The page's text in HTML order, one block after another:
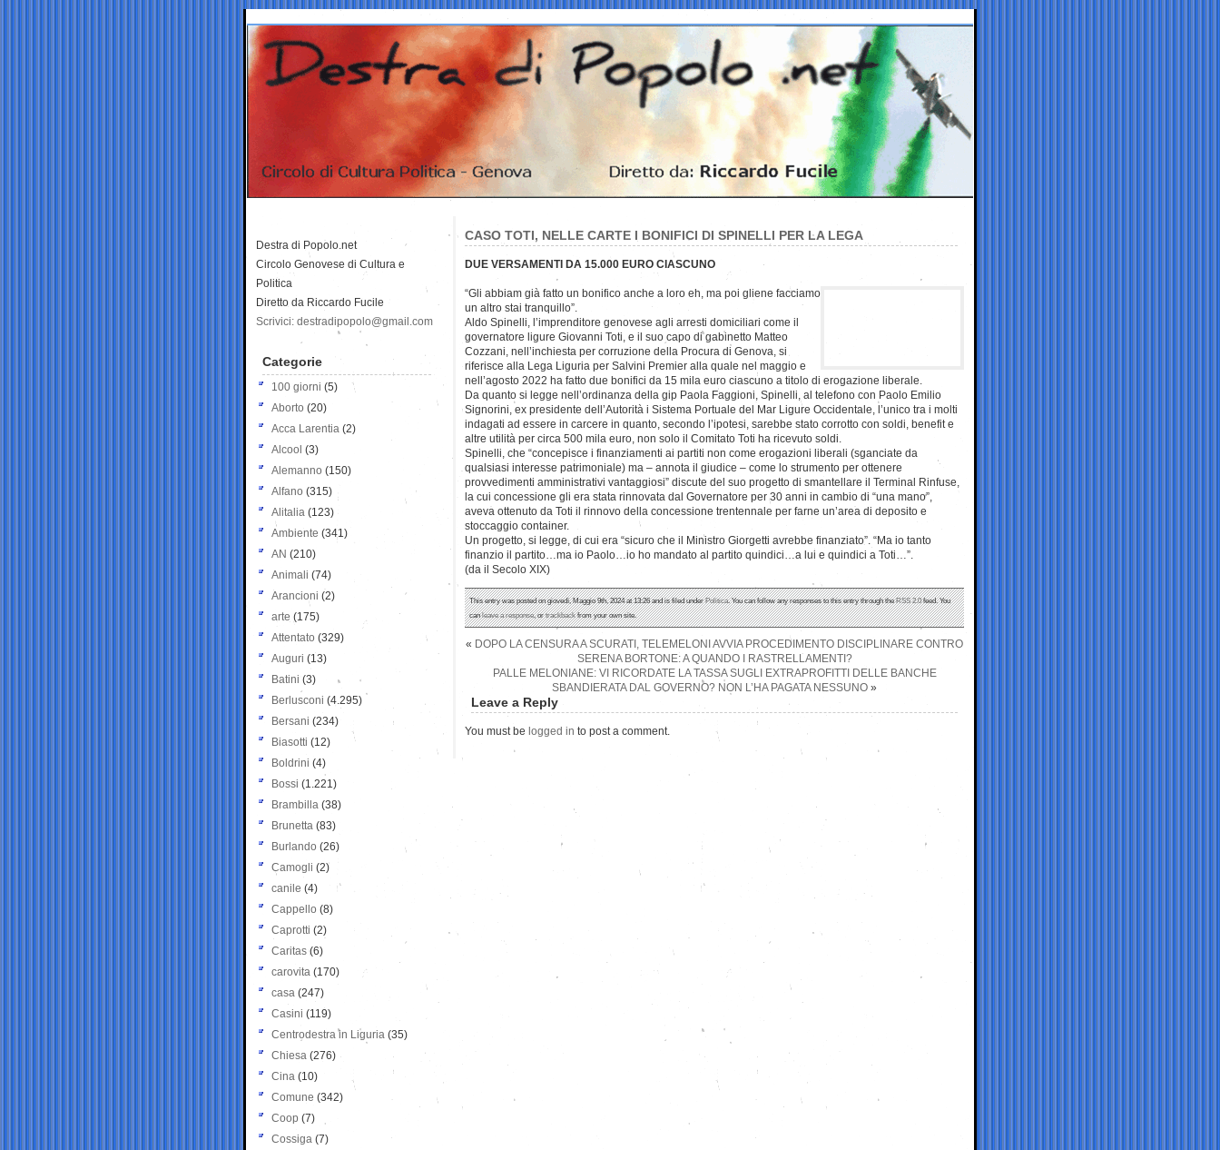
CASO TOTI, NELLE CARTE I BONIFICI DI SPINELLI PER LA LEGA
DUE VERSAMENTI DA 15.000 EURO CIASCUNO
“Gli abbiam già fatto un bonifico anche a loro eh, ma poi gliene facciamo
un altro stai tranquillo”.
Aldo Spinelli, l’imprenditore genovese agli arresti domiciliari come il
governatore ligure Giovanni Toti, e il suo capo di gabinetto Matteo
Cozzani, nell’inchiesta per corruzione della Procura di Genova, si
riferisce alla Lega Liguria per Salvini Premier alla quale nel maggio e
nell’agosto 2022 ha fatto due bonifici da 15 mila euro ciascuno a titolo di erogazione liberale.
Da quanto si legge nell’ordinanza della gip Paola Faggioni, Spinelli, al telefono con Paolo Emilio
Signorini, ex presidente dell’Autorità i Sistema Portuale del Mar Ligure Occidentale, l’unico tra i molti
indagati ad essere in carcere in quanto, secondo l’ipotesi, sarebbe stato corrotto con soldi, benefit e
altre utilità per circa 500 mila euro, non solo il Comitato Toti ha ricevuto soldi.
Spinelli, che “concepisce i finanziamenti ai partiti non come erogazioni liberali (sganciate da
qualsiasi interesse patrimoniale) ma – annota il giudice – come lo strumento per ottenere
provvedimenti amministrativi vantaggiosi” discute del suo progetto di smantellare il Terminal Rinfuse,
la cui concessione gli era stata rinnovata dal Governatore per 30 anni in cambio di “una mano”,
aveva ottenuto da Toti il rinnovo della concessione trentennale per farne un’area di deposito e
stoccaggio container.
Un progetto, si legge, di cui era “sicuro che il Ministro Giorgetti avrebbe finanziato”. “Ma io tanto
finanzio il partito…ma io Paolo…io ho mandato al partito quindici…a lui e quindici a Toti…”.
(da il Secolo XIX)
This entry was posted on giovedì, Maggio 9th, 2024 at 13:26 and is filed underPolitica. You can follow any responses to this entry through theRSS 2.0feed. You
canleave a response, ortrackbackfrom your own site.
« DOPO LA CENSURA A SCURATI, TELEMELONI AVVIA PROCEDIMENTO DISCIPLINARE CONTRO
SERENA BORTONE: A QUANDO I RASTRELLAMENTI?
PALLE MELONIANE: VI RICORDATE LA TASSA SUGLI EXTRAPROFITTI DELLE BANCHE
SBANDIERATA DAL GOVERNO? NON L’HA PAGATA NESSUNO »
Leave a Reply
You must be logged in to post a comment.
Destra di Popolo.net
Circolo Genovese di Cultura e
Politica
Diretto da Riccardo Fucile
Scrivici: destradipopolo@gmail.com
Categorie
100 giorni (5)
Aborto (20)
Acca Larentia (2)
Alcool (3)
Alemanno (150)
Alfano (315)
Alitalia (123)
Ambiente (341)
AN (210)
Animali (74)
Arancioni (2)
arte (175)
Attentato (329)
Auguri (13)
Batini (3)
Berlusconi (4.295)
Bersani (234)
Biasotti (12)
Boldrini (4)
Bossi (1.221)
Brambilla (38)
Brunetta (83)
Burlando (26)
Camogli (2)
canile (4)
Cappello (8)
Caprotti (2)
Caritas (6)
carovita (170)
casa (247)
Casini (119)
Centrodestra in Liguria (35)
Chiesa (276)
Cina (10)
Comune (342)
Coop (7)
Cossiga (7)